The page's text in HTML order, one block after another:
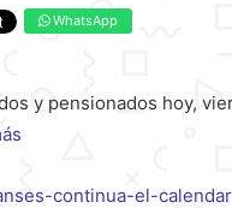
WhatsApp
y pensionados hoy,
continua-el-